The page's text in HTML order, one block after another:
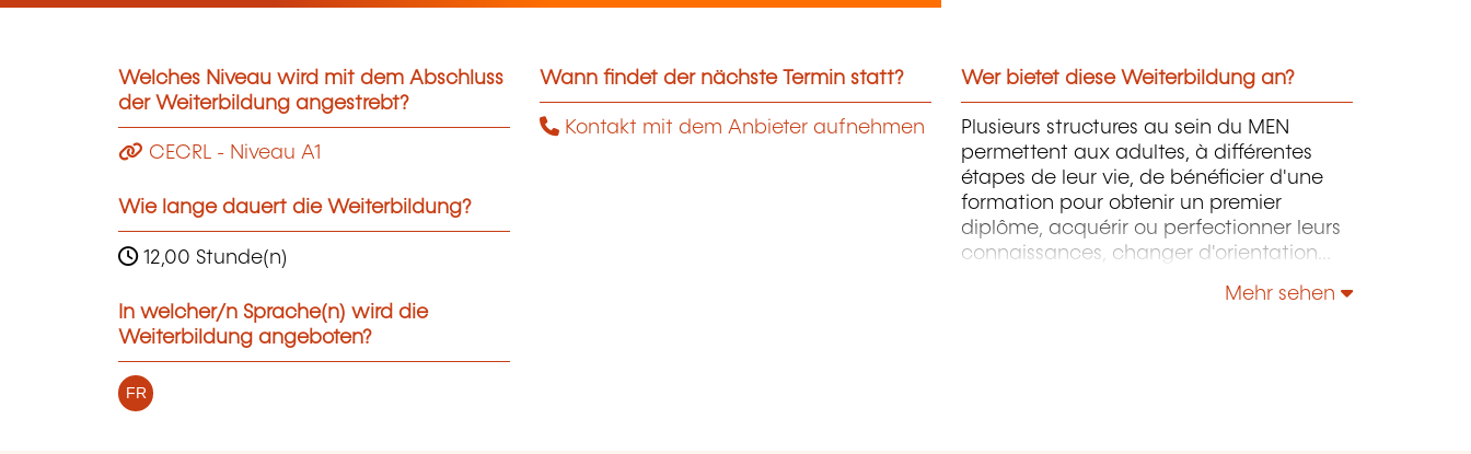
Welches Niveau wird mit dem Abschluss
der Weiterbildung angestrebt?
CECRL - Niveau A1
Wie lange dauert die Weiterbildung?
12,00 Stunde(n)
In welcher/n Sprache(n) wird die
Weiterbildung angeboten?
FR
Wann findet der nächste Termin statt?
Kontakt mit dem Anbieter aufnehmen
Wer bietet diese Weiterbildung an?
Plusieurs structures au sein du MEN
permettent aux adultes, à différentes
étapes de leur vie, de bénéficier d'une
formation pour obtenir un premier
diplôme, acquérir ou perfectionner leurs
connaissances, changer d'orientation
technologies, enrichir leur culture
Mehr sehen